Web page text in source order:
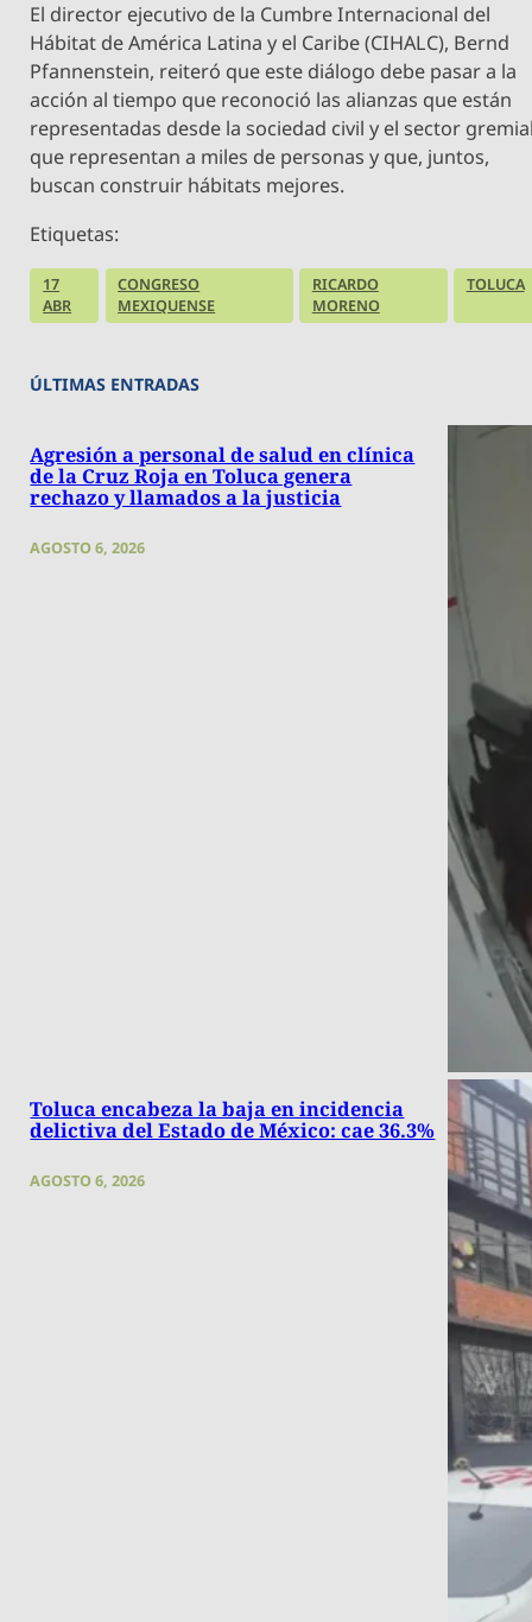
El director ejecutivo de la Cumbre Internacional del
Hábitat de América Latina y el Caribe (CIHALC), Bernd
Pfannenstein, reiteró que este diálogo debe pasar a la
acción al tiempo que reconoció las alianzas que están
representadas desde la sociedad civil y el sector
que representan a miles de personas y que, juntos,
buscan construir hábitats mejores.
Etiquetas:
17
ABR
CONGRESO
MEXIQUENSE
RICARDO
MORENO
TOLUCA
ÚLTIMAS ENTRADAS
Agresión a personal de salud en clínica
de la Cruz Roja en Toluca genera
rechazo y llamados a la justicia
AGOSTO 6, 2026
Toluca encabeza la baja en incidencia
delictiva del Estado de México: cae 36.3%
AGOSTO 6, 2026